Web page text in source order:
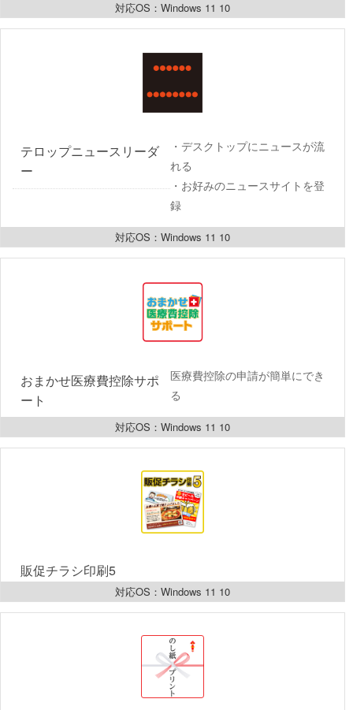
対応OS：Windows 11 10
テロップニュースリーダ
ー
・デスクトップにニュースが流
れる
・お好みのニュースサイトを登
録
対応OS：Windows 11 10
おまかせ医療費控除サポ
ート
医療費控除の申請が簡単にでき
る
対応OS：Windows 11 10
販促チラシ印刷5
対応OS：Windows 11 10